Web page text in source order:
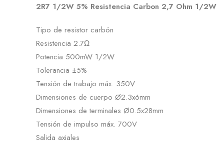
2R7 1/2W 5% Resistencia Carbon 2,7 Ohm 1/2W
Tipo de resistor carbón
Resistencia 2.7Ω
Potencia 500mW 1/2W
Tolerancia ±5%
Tensión de trabajo máx. 350V
Dimensiones de cuerpo Ø2.3x6mm
Dimensiones de terminales Ø0.5x28mm
Tensión de impulso máx. 700V
Salida axiales